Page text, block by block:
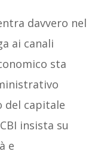
davvero nel
ai canali
sta
del capitale
insista su
e